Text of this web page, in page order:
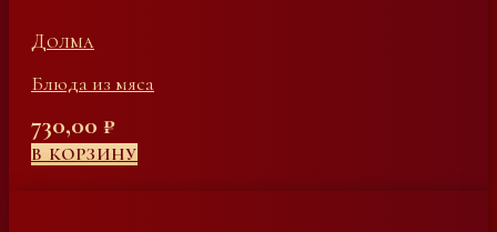
Долма
Блюда из мяса
730,00 ₽
В КОРЗИНУ